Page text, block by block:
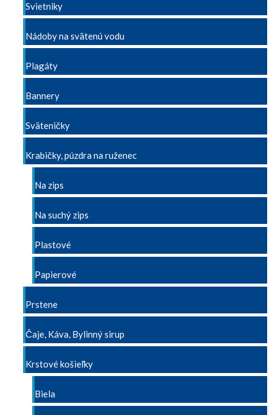
Svietniky
Nádoby na svätenú vodu
Plagáty
Bannery
Sväteničky
Krabičky, púzdra na ruženec
Na zips
Na suchý zips
Plastové
Papierové
Prstene
Čaje, Káva, Bylinný sirup
Krstové košieľky
Biela